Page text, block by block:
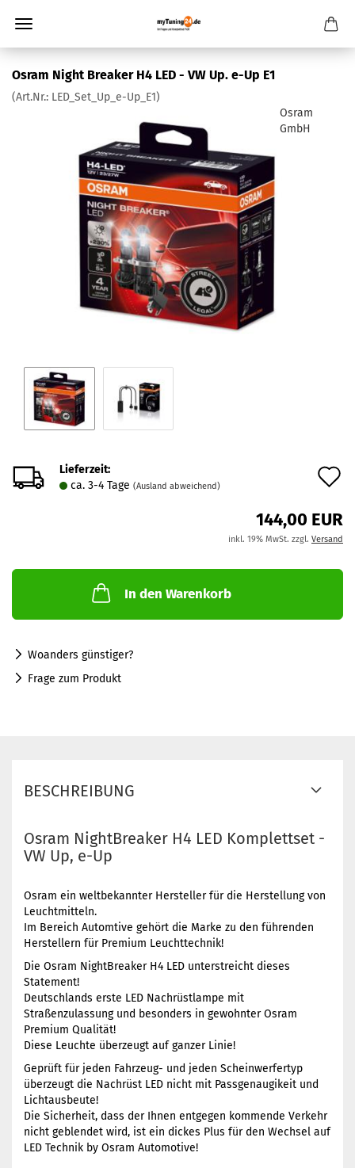
Osram Night Breaker H4 LED - VW Up. e-Up E1
(Art.Nr.: LED_Set_Up_e-Up_E1)
Osram
GmbH
Lieferzeit:
ca. 3-4 Tage (Ausland abweichend)
144,00 EUR
inkl. 19% MwSt. zzgl. Versand
In den Warenkorb
Woanders günstiger?
Frage zum Produkt
BESCHREIBUNG
Osram NightBreaker H4 LED Komplettset -
VW Up, e-Up
Osram ein weltbekannter Hersteller für die Herstellung von
Leuchtmitteln.
Im Bereich Automtive gehört die Marke zu den führenden
Herstellern für Premium Leuchttechnik!
Die Osram NightBreaker H4 LED unterstreicht dieses
Statement!
Deutschlands erste LED Nachrüstlampe mit
Straßenzulassung und besonders in gewohnter Osram
Premium Qualität!
Diese Leuchte überzeugt auf ganzer Linie!
Geprüft für jeden Fahrzeug- und jeden Scheinwerfertyp
überzeugt die Nachrüst LED nicht mit Passgenaugikeit und
Lichtausbeute!
Die Sicherheit, dass der Ihnen entgegen kommende Verkehr
nicht geblendet wird, ist ein dickes Plus für den Wechsel auf
LED Technik by Osram Automotive!